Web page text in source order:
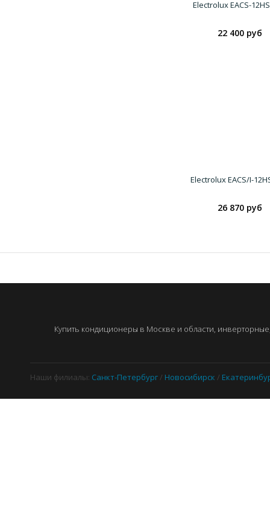
Electrolux EACS-
22 400 руб
Electrolux EACS/I-
26 870 руб
Купить кондиционеры в Москве и области,
Наши филиалы: Санкт-Петербург/ Новосибирск /